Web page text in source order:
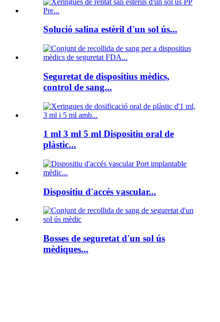
Solució salina estèril d'un sol ús...
Seguretat de dispositius mèdics,
control de sang...
1 ml 3 ml 5 ml Dispositiu oral de
plàstic...
Dispositiu d'accés vascular...
Bosses de seguretat d'un sol ús
mèdiques...